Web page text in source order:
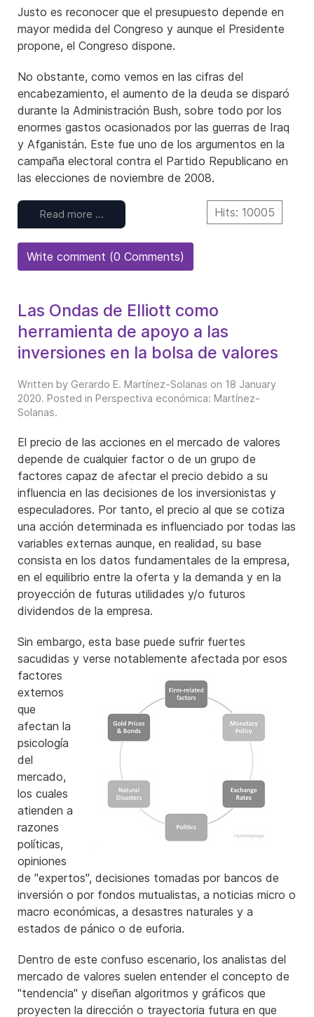
Justo es reconocer que el presupuesto depende en
mayor medida del Congreso y aunque el Presidente
propone, el Congreso dispone.
No obstante, como vemos en las cifras del
encabezamiento, el aumento de la deuda se disparó
durante la Administración Bush, sobre todo por los
enormes gastos ocasionados por las guerras de Iraq
y Afganistán. Este fue uno de los argumentos en la
campaña electoral contra el Partido Republicano en
las elecciones de noviembre de 2008.
Read more … Hits: 10005
Write comment (0 Comments)
Las Ondas de Elliott como
herramienta de apoyo a las
inversiones en la bolsa de valores
Written by Gerardo E. Martínez-Solanas on 18 January
2020. Posted in Perspectiva económica: Martínez-
Solanas.
El precio de las acciones en el mercado de valores
depende de cualquier factor o de un grupo de
factores capaz de afectar el precio debido a su
influencia en las decisiones de los inversionistas y
especuladores. Por tanto, el precio al que se cotiza
una acción determinada es influenciado por todas las
variables externas aunque, en realidad, su base
consista en los datos fundamentales de la empresa,
en el equilibrio entre la oferta y la demanda y en la
proyección de futuras utilidades y/o futuros
dividendos de la empresa.
Sin embargo, esta base puede sufrir fuertes
sacudidas y verse notablemente afectada por esos
factores
externos
que
afectan la
psicología
del
mercado,
los cuales
atienden a
razones
políticas,
opiniones
de "expertos", decisiones tomadas por bancos de
inversión o por fondos mutualistas, a noticias micro o
macro económicas, a desastres naturales y a
estados de pánico o de euforia.
Dentro de este confuso escenario, los analistas del
mercado de valores suelen entender el concepto de
"tendencia" y diseñan algoritmos y gráficos que
proyecten la dirección o trayectoria futura en que